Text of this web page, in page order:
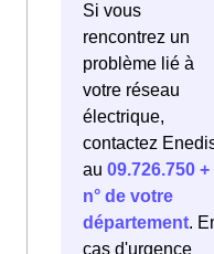
Si vous
rencontrez un
problème lié à
votre réseau
électrique,
contactez
au 09.726.750 +
n° de votre
département.
cas d'urgence